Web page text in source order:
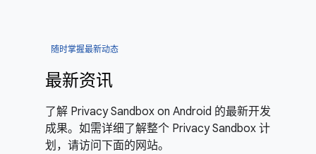
随时掌握最新动态
最新资讯
了解 Privacy Sandbox on Android 的最新开发
成果。如需详细了解整个 Privacy Sandbox 计
划，请访问下面的网站。